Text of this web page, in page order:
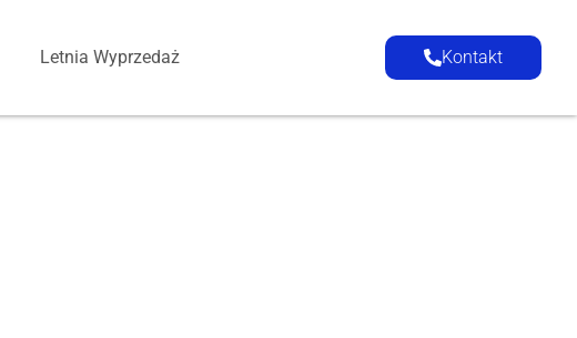
Letnia Wyprzedaż Kontakt